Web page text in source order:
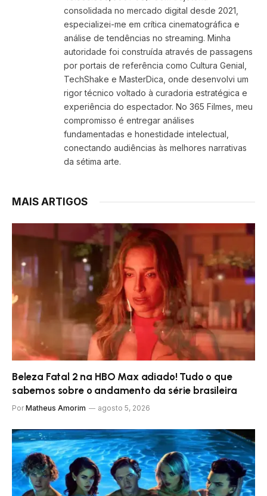
consolidada no mercado digital desde 2021,
especializei-me em crítica cinematográfica e
análise de tendências no streaming. Minha
autoridade foi construída através de passagens
por portais de referência como Cultura Genial,
TechShake e MasterDica, onde desenvolvi um
rigor técnico voltado à curadoria estratégica e
experiência do espectador. No 365 Filmes, meu
compromisso é entregar análises
fundamentadas e honestidade intelectual,
conectando audiências às melhores narrativas
da sétima arte.
MAIS ARTIGOS
Beleza Fatal 2 na HBO Max adiado! Tudo o que
sabemos sobre o andamento da série brasileira
Por Matheus Amorim agosto 5, 2026